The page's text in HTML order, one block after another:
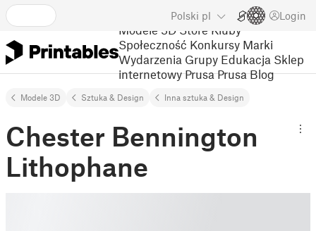
Polski pl Login
Modele 3D Store Kluby
Społeczność Konkursy Marki
Wydarzenia Grupy Edukacja Sklep
internetowy Prusa Prusa Blog
Modele 3D Sztuka & Design Inna sztuka & Design
Chester Bennington
Lithophane